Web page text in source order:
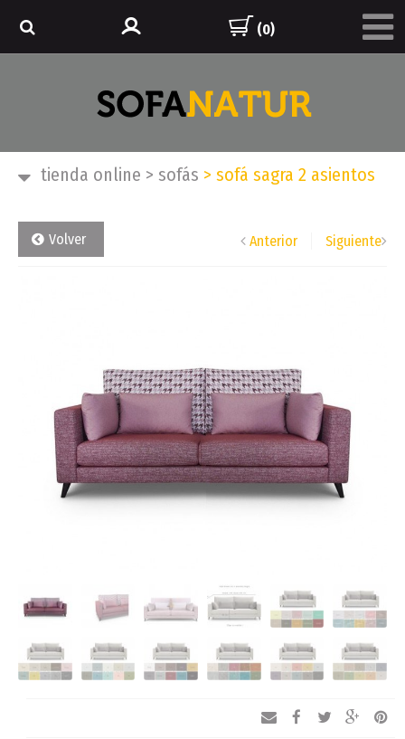
(0)
tienda online > sofás > sofá sagra 2 asientos
Volver Anterior Siguiente